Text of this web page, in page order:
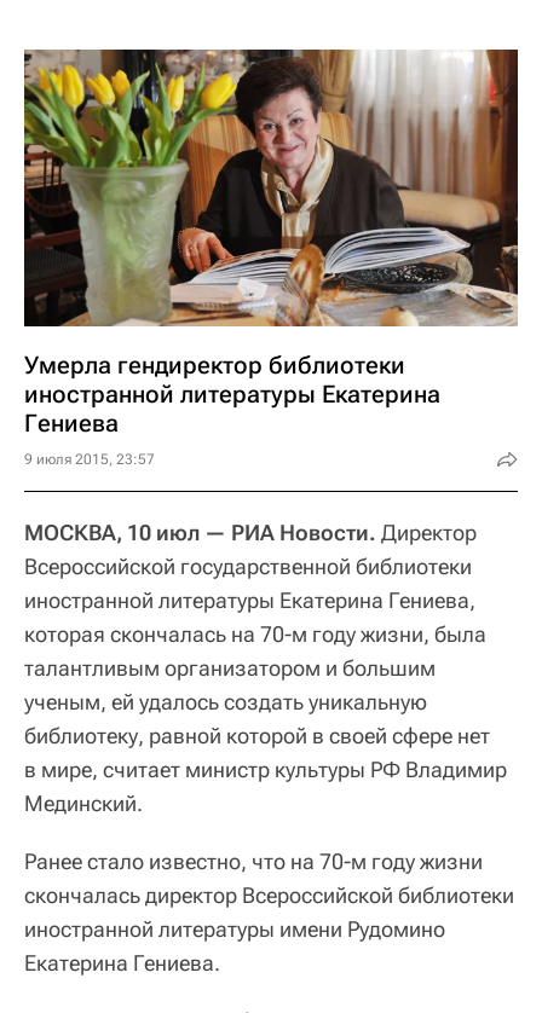
Умерла гендиректор библиотеки
иностранной литературы Екатерина
Гениева
9 июля 2015, 23:57
МОСКВА, 10 июл — РИА Новости. Директор
Всероссийской государственной библиотеки
иностранной литературы Екатерина Гениева,
которая скончалась на 70-м году жизни, была
талантливым организатором и большим
ученым, ей удалось создать уникальную
библиотеку, равной которой в своей сфере нет
в мире, считает министр культуры РФ Владимир
Мединский.
Ранее стало известно, что на 70-м году жизни
скончалась директор Всероссийской библиотеки
иностранной литературы имени Рудомино
Екатерина Гениева.